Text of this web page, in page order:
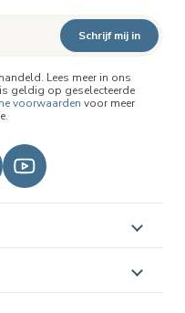
Schrijf mij in
Lees meer in ons
geldig op geselecteerde
voorwaarden voor meer